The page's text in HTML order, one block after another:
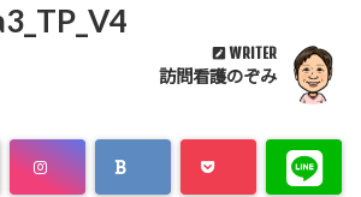
WRITER
訪問看護のぞみ